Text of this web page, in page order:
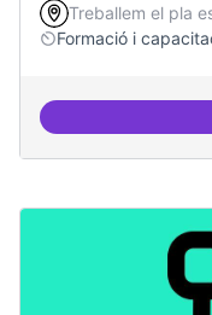
Treballem el pla
Formació i